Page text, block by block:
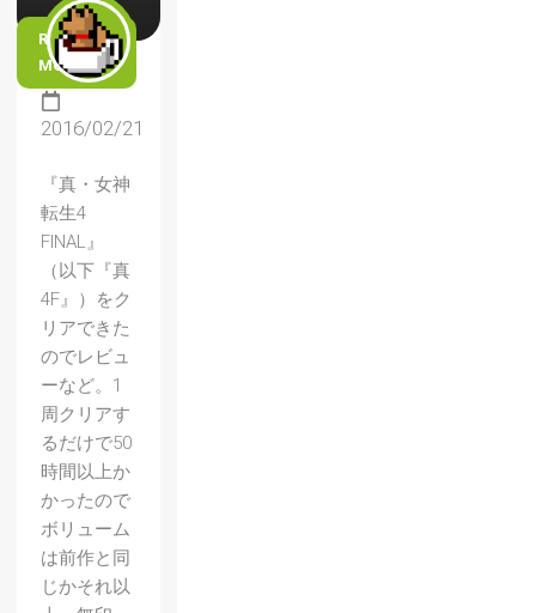
READ
MORE
2016/02/21
『真・女神
転生4
FINAL』
（以下『真
4F』）をク
リアできた
のでレビュ
ーなど。1
周クリアす
るだけで50
時間以上か
かったので
ボリューム
は前作と同
じかそれ以